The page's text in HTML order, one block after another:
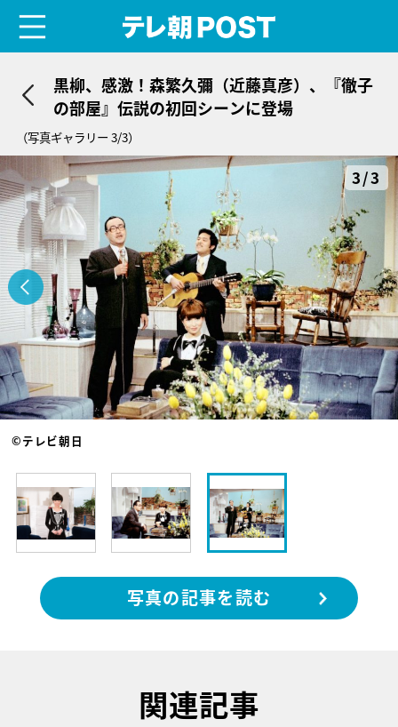
黒柳、感激！森繁久彌（近藤真彦）、『徹子
の部屋』伝説の初回シーンに登場
（写真ギャラリー 3/3）
3/3
©テレビ朝日
写真の記事を読む
関連記事